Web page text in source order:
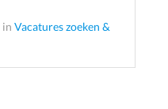
in Vacatures zoeken &